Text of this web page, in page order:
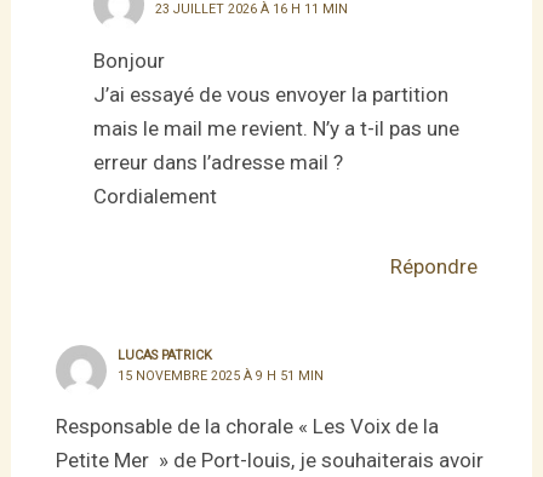
23 JUILLET 2026 À 16 H 11 MIN
Bonjour
J’ai essayé de vous envoyer la partition
mais le mail me revient. N’y a t-il pas une
erreur dans l’adresse mail ?
Cordialement
Répondre
LUCAS PATRICK
15 NOVEMBRE 2025 À 9 H 51 MIN
Responsable de la chorale « Les Voix de la
Petite Mer » de Port-louis, je souhaiterais avoir